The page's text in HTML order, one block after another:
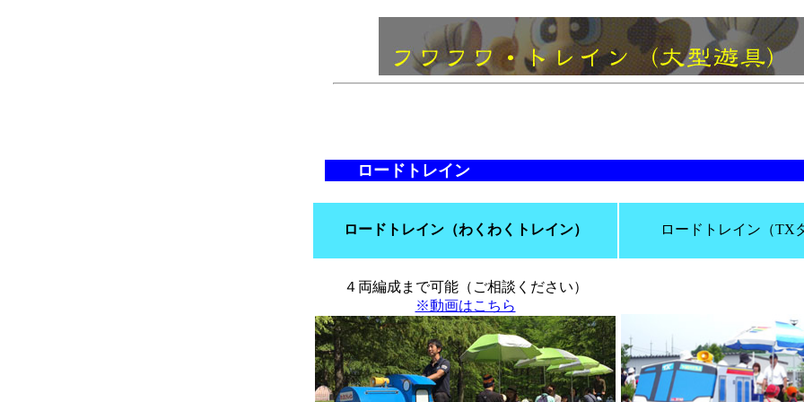
ロードトレイン
ロードトレイン（わくわくトレイン） ロードトレイン（TX
４両編成まで可能（ご相談ください）
※動画はこちら